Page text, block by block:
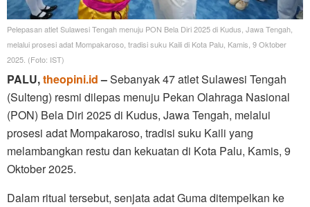
Pelepasan atlet Sulawesi Tengah menuju PON Bela Diri 2025 di Kudus, Jawa Tengah,
melalui prosesi adat Mompakaroso, tradisi suku Kaili di Kota Palu, Kamis, 9 Oktober
2025. (Foto: IST)
PALU,theopini.id–Sebanyak 47 atlet Sulawesi Tengah
(Sulteng) resmi dilepas menuju Pekan Olahraga Nasional
(PON) Bela Diri 2025 di Kudus, Jawa Tengah, melalui
prosesi adat Mompakaroso, tradisi suku Kaili yang
melambangkan restu dan kekuatan di Kota Palu, Kamis, 9
Oktober 2025.
Dalam ritual tersebut, senjata adat Guma ditempelkan ke